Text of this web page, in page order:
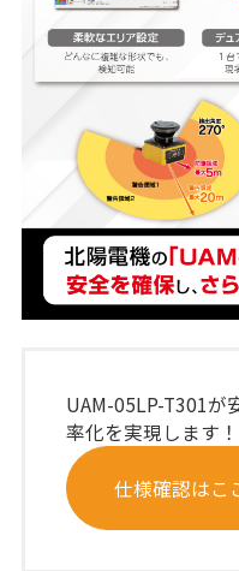
UAM-05LP-T301が
率化を実現します！
仕様確認はこ